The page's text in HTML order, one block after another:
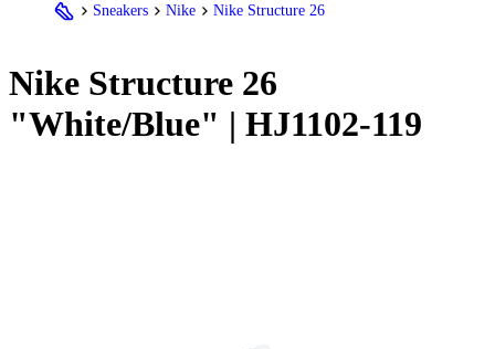
Sneakers Nike Nike Structure 26
Nike Structure 26
"White/Blue" | HJ1102-119